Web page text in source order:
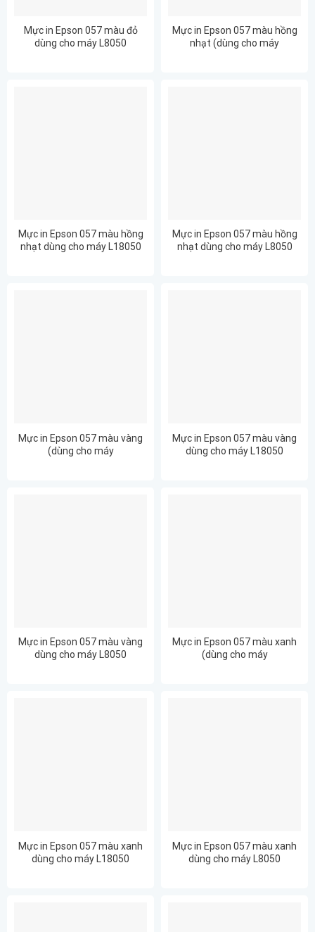
Mực in Epson 057 màu đỏ
dùng cho máy L8050
Mực in Epson 057 màu hồng
nhạt (dùng cho máy
Mực in Epson 057 màu hồng
nhạt dùng cho máy L18050
Mực in Epson 057 màu hồng
nhạt dùng cho máy L8050
Mực in Epson 057 màu vàng
(dùng cho máy
Mực in Epson 057 màu vàng
dùng cho máy L18050
Mực in Epson 057 màu vàng
dùng cho máy L8050
Mực in Epson 057 màu xanh
(dùng cho máy
Mực in Epson 057 màu xanh
dùng cho máy L18050
Mực in Epson 057 màu xanh
dùng cho máy L8050